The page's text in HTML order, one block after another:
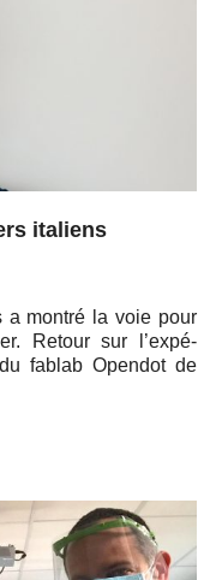
italiens
a montré la voie pour
Retour sur l’ex­pé­
fablab Opendot de